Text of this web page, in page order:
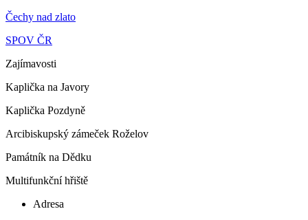
Čechy nad zlato
SPOV ČR
Zajímavosti
Kaplička na Javory
Kaplička Pozdyně
Arcibiskupský zámeček Roželov
Památník na Dědku
Multifunkční hřiště
Adresa